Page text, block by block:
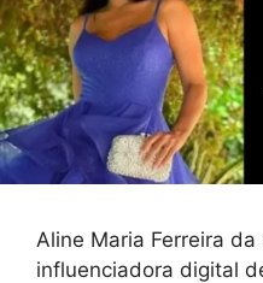
Aline Maria Ferreira da
influenciadora digital